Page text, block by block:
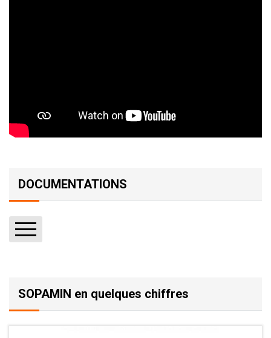
DOCUMENTATIONS
Publications
SOPAMIN en quelques chiffres